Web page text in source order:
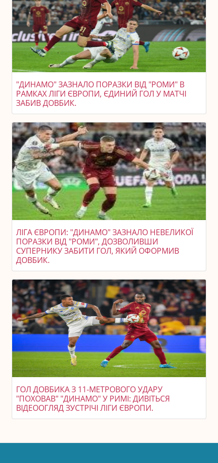
"ДИНАМО" ЗАЗНАЛО ПОРАЗКИ ВІД "РОМИ" В
РАМКАХ ЛІГИ ЄВРОПИ, ЄДИНИЙ ГОЛ У МАТЧІ
ЗАБИВ ДОВБИК.
ЛІГА ЄВРОПИ: "ДИНАМО" ЗАЗНАЛО НЕВЕЛИКОЇ
ПОРАЗКИ ВІД "РОМИ", ДОЗВОЛИВШИ
СУПЕРНИКУ ЗАБИТИ ГОЛ, ЯКИЙ ОФОРМИВ
ДОВБИК.
ГОЛ ДОВБИКА З 11-МЕТРОВОГО УДАРУ
"ПОХОВАВ" "ДИНАМО" У РИМІ: ДИВІТЬСЯ
ВІДЕООГЛЯД ЗУСТРІЧІ ЛІГИ ЄВРОПИ.